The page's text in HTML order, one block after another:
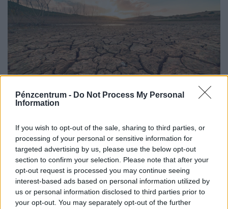
Pénzcentrum - Do Not Process My Personal
Information
If you wish to opt-out of the sale, sharing to third parties, or
processing of your personal or sensitive information for
targeted advertising by us, please use the below opt-out
section to confirm your selection. Please note that after your
opt-out request is processed you may continue seeing
interest-based ads based on personal information utilized by
us or personal information disclosed to third parties prior to
your opt-out. You may separately opt-out of the further
A pénztárcánkon is érezni fogjuk a brutális
aszályt: erre figyelmezetetnek most a gazdák
A fogyasztóknak hamarosan a legtöbb alapvető
élelmiszer esetében magasabb árakkal kell számolniuk.